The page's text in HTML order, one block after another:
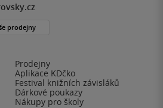
Prodejny
Aplikace KDčko
Festival knižních závisláků
Dárkové poukazy
Nákupy pro školy
prodejny